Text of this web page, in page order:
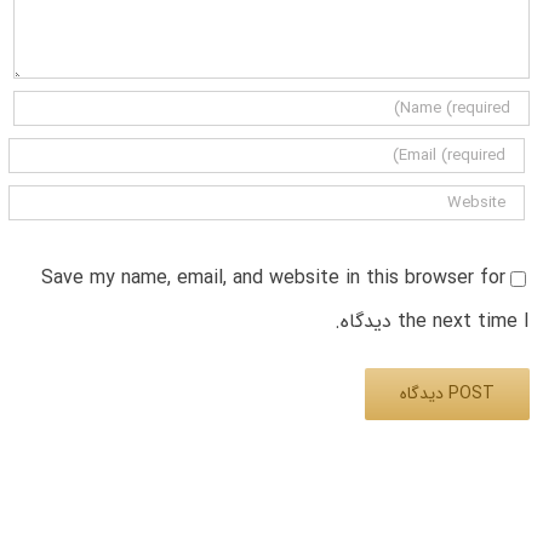
Save my name, email, and website in this browser for
the next time I دیدگاه.